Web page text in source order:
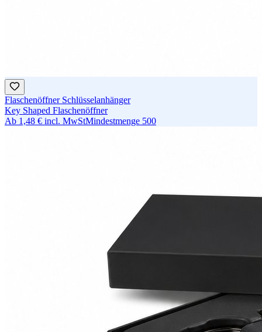
Flaschenöffner Schlüsselanhänger
Key Shaped Flaschenöffner
Ab 1,48 € incl. MwStMindestmenge 500